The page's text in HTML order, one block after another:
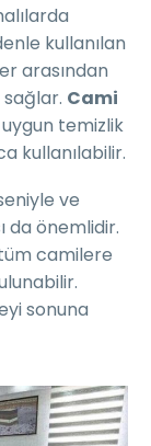
kullanılan
arasından
sağlar. Cami
uygun temizlik
kullanılabilir.
ve
da önemlidir.
camilere
sonuna